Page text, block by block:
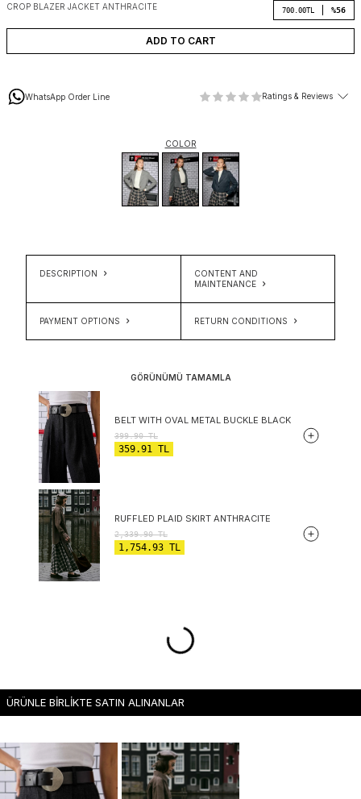
CROP BLAZER JACKET ANTHRACITE 700.00TL %56
ADD TO CART
WhatsApp Order Line Ratings & Reviews
COLOR
DESCRIPTION
CONTENT AND
MAINTENANCE
PAYMENT OPTIONS RETURN CONDITIONS
GÖRÜNÜMÜ TAMAMLA
BELT WITH OVAL METAL BUCKLE BLACK
399.90TL
359.91 TL
RUFFLED PLAID SKIRT ANTHRACITE
2,339.90TL
1,754.93 TL
ÜRÜNLE BİRLİKTE SATIN ALINANLAR